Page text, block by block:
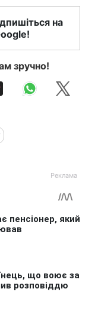
на
зручно!